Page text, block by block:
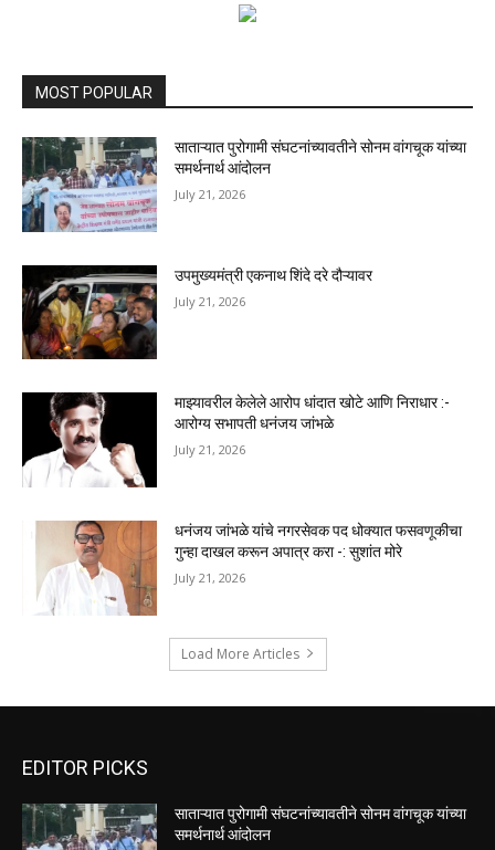
MOST POPULAR
साताऱ्यात पुरोगामी संघटनांच्यावतीने सोनम वांगचूक यांच्या
समर्थनार्थ आंदोलन
July 21, 2026
उपमुख्यमंत्री एकनाथ शिंदे दरे दौऱ्यावर
July 21, 2026
माझ्यावरील केलेले आरोप धांदात खोटे आणि निराधार :-
आरोग्य सभापती धनंजय जांभळे
July 21, 2026
धनंजय जांभळे यांचे नगरसेवक पद धोक्यात फसवणूकीचा
गुन्हा दाखल करून अपात्र करा -: सुशांत मोरे
July 21, 2026
Load More Articles
EDITOR PICKS
साताऱ्यात पुरोगामी संघटनांच्यावतीने सोनम वांगचूक यांच्या
समर्थनार्थ आंदोलन